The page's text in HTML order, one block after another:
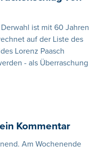
ist mit 60 Jahren
auf der Liste des
Lorenz Paasch
- als Überraschung
Kommentar
Am Wochenende